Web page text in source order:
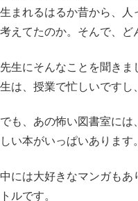
生まれるはるか昔から、
考えてたのか。そんで、ど
先生にそんなことを聞き
生は、授業で忙しいですし
でも、あの怖い図書室には
しい本がいっぱいあります。
中には大好きなマンガもあ
トルです。